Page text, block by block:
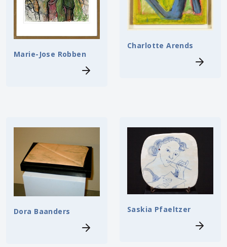
Marie-Jose Robben
Charlotte Arends
Dora Baanders Saskia Pfaeltzer